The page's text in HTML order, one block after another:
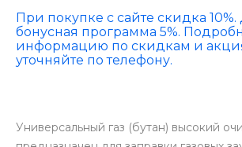
При покупке с сайте скидка 10%.
бонусная программа 5%.
информацию по скидкам и
уточняйте по телефону.
Универсальный газ (бутан) высокий